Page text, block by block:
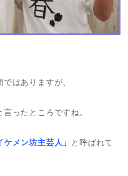
はありますが、
ったところですね。
ケメン坊主芸人」
と呼ばれて